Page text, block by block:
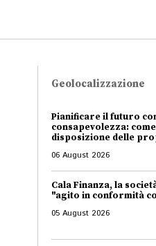
Geolocalizzazione
Pianificare il futuro
consapevolezza:
disposizione delle
06 August 2026
Cala Finanza, la
"agito in conformità
05 August 2026